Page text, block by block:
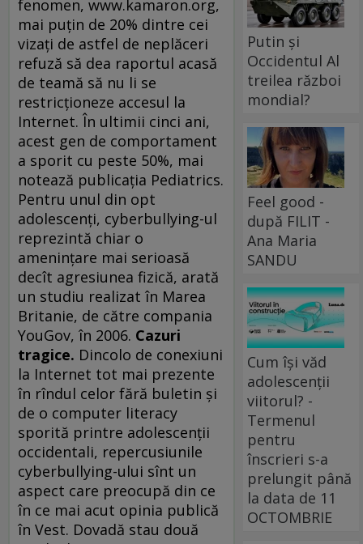
fenomen, www.kamaron.org,
mai puţin de 20% dintre cei
vizaţi de astfel de neplăceri
refuză să dea raportul acasă
de teamă să nu li se
restricţioneze accesul la
Internet. În ultimii cinci ani,
acest gen de comportament
a sporit cu peste 50%, mai
notează publicaţia Pediatrics.
Pentru unul din opt
adolescenţi, cyberbullying-ul
reprezintă chiar o
ameninţare mai serioasă
decît agresiunea fizică, arată
un studiu realizat în Marea
Britanie, de către compania
YouGov, în 2006. Cazuri
tragice. Dincolo de conexiuni
la Internet tot mai prezente
în rîndul celor fără buletin şi
de o computer literacy
sporită printre adolescenţii
occidentali, repercusiunile
cyberbullying-ului sînt un
aspect care preocupă din ce
în ce mai acut opinia publică
în Vest. Dovadă stau două
Putin și
Occidentul Al
treilea război
mondial?
Feel good -
după FILIT -
Ana Maria
SANDU
Cum își văd
adolescenții
viitorul? -
Termenul
pentru
înscrieri s-a
prelungit până
la data de 11
OCTOMBRIE